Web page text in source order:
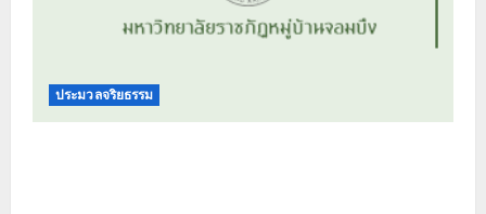
ประมวลจริยธรรม